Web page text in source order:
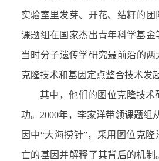
实验室里发芽、开花、结籽的团
课题组在国家杰出青年科学基金
当时分子遗传学研究最前沿的
克隆技术和基因定点整合技术发
其中，他们的图位克隆技术
功。2000年，李家洋带领课题组
因中“大海捞针”，采用图位克
亡的基因并解释了其背后的机